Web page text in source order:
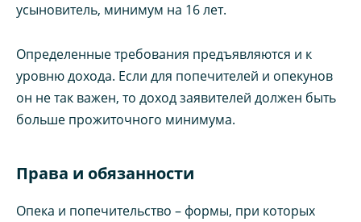
усыновитель, минимум на 16 лет.
Определенные требования предъявляются и к
уровню дохода. Если для попечителей и опекунов
он не так важен, то доход заявителей должен быть
больше прожиточного минимума.
Права и обязанности
Опека и попечительство – формы, при которых